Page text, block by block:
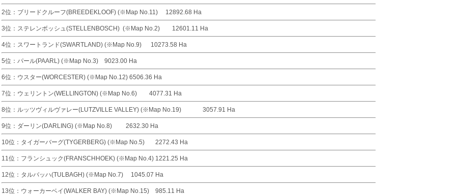
2位：ブリードクルーフ(BREEDEKLOOF) (※Map No.11) 12892.68 Ha
3位：ステレンボッシュ(STELLENBOSCH) (※Map No.2) 12601.11 Ha
4位：スワートランド(SWARTLAND) (※Map No.9) 10273.58 Ha
5位：パール(PAARL) (※Map No.3) 9023.00 Ha
6位：ウスター(WORCESTER) (※Map No.12) 6506.36 Ha
7位：ウェリントン(WELLINGTON) (※Map No.6) 4077.31 Ha
8位：ルッツヴィルヴァレー(LUTZVILLE VALLEY) (※Map No.19) 3057.91 Ha
9位：ダーリン(DARLING) (※Map No.8) 2632.30 Ha
10位：タイガーバーグ(TYGERBERG) (※Map No.5) 2272.43 Ha
11位：フランシュック(FRANSCHHOEK) (※Map No.4) 1221.25 Ha
12位：タルバッハ(TULBAGH) (※Map No.7) 1045.07 Ha
13位：ウォーカーベイ(WALKER BAY) (※Map No.15) 985.11 Ha